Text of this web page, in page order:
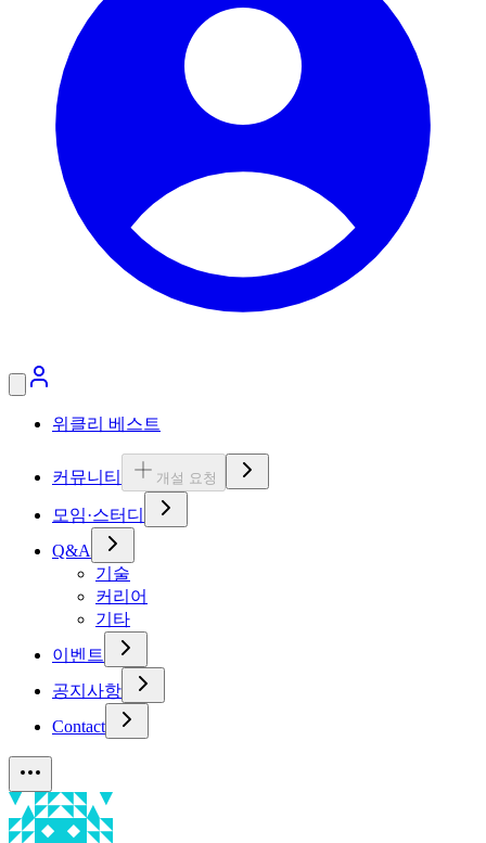
위클리 베스트
커뮤니티 개설 요청
모임·스터디
Q&A
기술
커리어
기타
이벤트
공지사항
Contact